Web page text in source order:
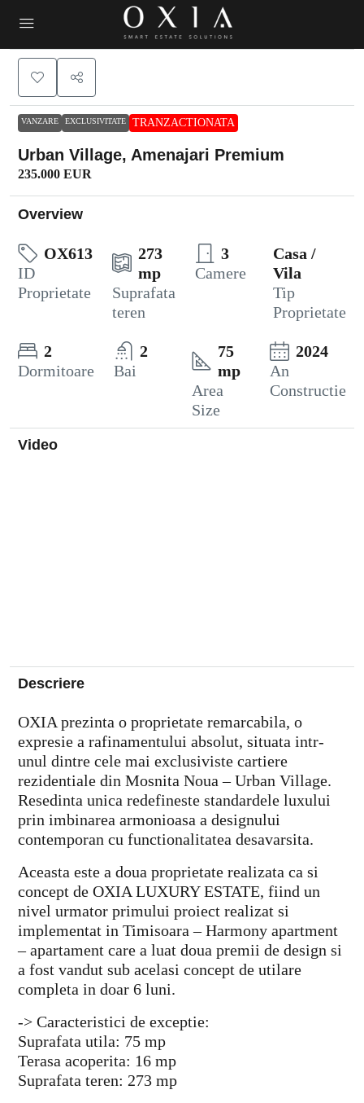
VANZARE EXCLUSIVITATE TRANZACTIONATA
Urban Village, Amenajari Premium
235.000 EUR
Overview
OX613
ID
Proprietate
273
mp
Suprafata
teren
3
Camere
Casa /
Vila
Tip
Proprietate
2
Dormitoare
2
Bai
75
mp
Area
Size
2024
An
Constructie
Video
Descriere
OXIA prezinta o proprietate remarcabila, o
expresie a rafinamentului absolut, situata intr-
unul dintre cele mai exclusiviste cartiere
rezidentiale din Mosnita Noua – Urban Village.
Resedinta unica redefineste standardele luxului
prin imbinarea armonioasa a designului
contemporan cu functionalitatea desavarsita.
Aceasta este a doua proprietate realizata ca si
concept de OXIA LUXURY ESTATE, fiind un
nivel urmator primului proiect realizat si
implementat in Timisoara – Harmony apartment
– apartament care a luat doua premii de design si
a fost vandut sub acelasi concept de utilare
completa in doar 6 luni.
-> Caracteristici de exceptie:
Suprafata utila: 75 mp
Terasa acoperita: 16 mp
Suprafata teren: 273 mp